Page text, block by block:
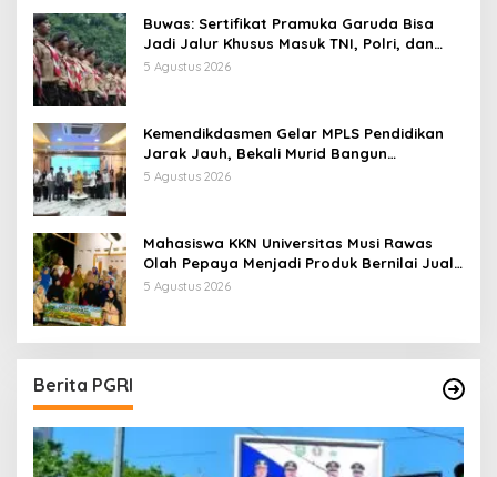
Buwas: Sertifikat Pramuka Garuda Bisa
Jadi Jalur Khusus Masuk TNI, Polri, dan
Perguruan Tinggi
5 Agustus 2026
Kemendikdasmen Gelar MPLS Pendidikan
Jarak Jauh, Bekali Murid Bangun
Kemandirian Belajar
5 Agustus 2026
Mahasiswa KKN Universitas Musi Rawas
Olah Pepaya Menjadi Produk Bernilai Jual
Tinggi, Dorong UMKM Desa Air Satan
5 Agustus 2026
Berita PGRI